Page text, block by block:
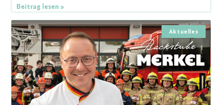
Beitrag lesen »
Aktuelles